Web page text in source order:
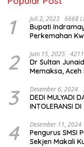
1 Juli 2, 2023 6668
Bupati
Perkemahan
2 Juni 15, 2025
Dr Sultan
Memaksa,
3 Desember 6, 2024
DEDI MULYADI
INTOLERANSI
4 Desember 11, 2024
Pengurus SMSI
Sekjen Makali